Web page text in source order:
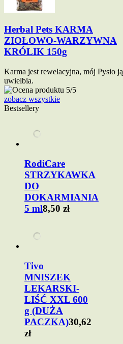
Herbal Pets KARMA
ZIOŁOWO-WARZYWNA
KRÓLIK 150g
Karma jest rewelacyjna, mój Pysio ją
uwielbia.
zobacz wszystkie
Bestsellery
RodiCare
STRZYKAWKA
DO
DOKARMIANIA
5 ml8,50 zł
Tivo
MNISZEK
LEKARSKI-
LIŚĆ XXL 600
g (DUŻA
PACZKA)30,62
zł